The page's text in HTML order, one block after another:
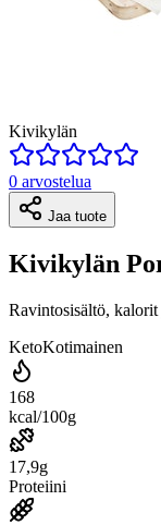
Kivikylän
0 arvostelua
Jaa tuote
Kivikylän
Ravintosisältö,
KetoKotimainen
168
kcal/100g
17,9g
Proteiini